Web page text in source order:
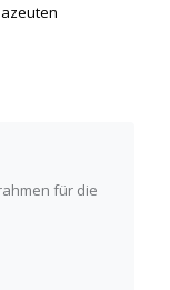
für die